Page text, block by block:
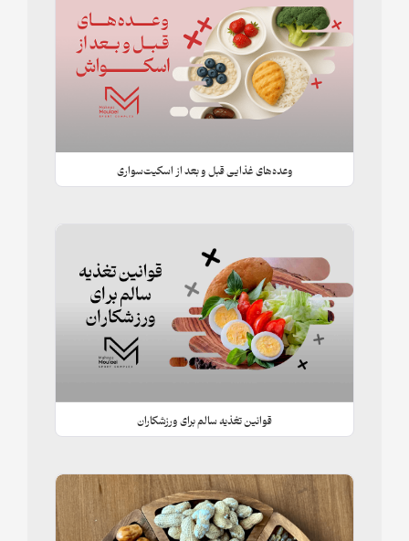
وعده‌های غذایی قبل و بعد از اسکیت‌سواری
قوانین تغذیه سالم برای ورزشکاران